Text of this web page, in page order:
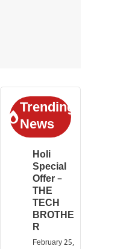
Trending
News
Holi
Special
Offer –
THE
TECH
BROTHE
R
February 25,